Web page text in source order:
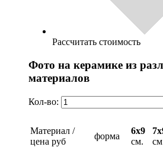
Рассчитать стоимость
Фото на керамике из
материалов
Кол-во:
Материал /
цена руб
форма
6х9
см.